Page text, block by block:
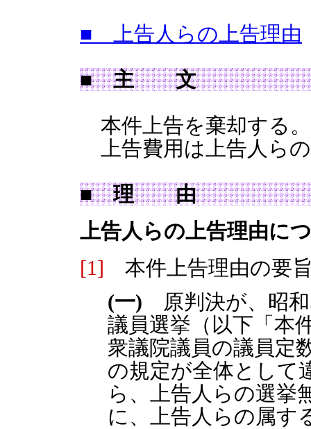
■ 上告人らの上告理由
■ 主 文
本件上告を棄却する。
上告費用は上告人ら
■ 理 由
上告人らの上告理由に
[1] 本件上告理由の要
(一) 原判決が、昭和
議員選挙（以下「本
衆議院議員の議員定
の規定が全体として
ら、上告人らの選挙
に、上告人らの属す